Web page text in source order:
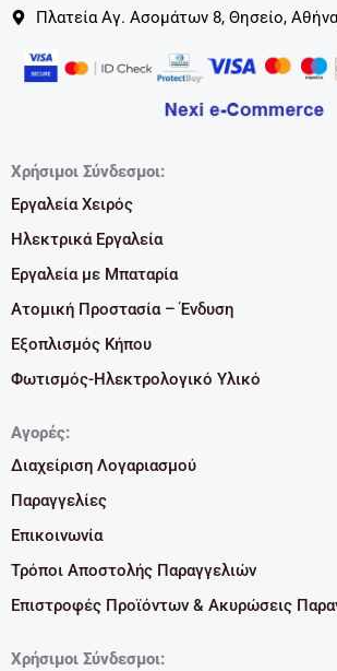
Πλατεία Αγ. Ασομάτων 8, Θησείο,
Χρήσιμοι Σύνδεσμοι:
Εργαλεία Χειρός
Ηλεκτρικά Εργαλεία
Εργαλεία με Μπαταρία
Ατομική Προστασία – Ένδυση
Εξοπλισμός Κήπου
Φωτισμός-Ηλεκτρολογικό Υλικό
Αγορές:
Διαχείριση Λογαριασμού
Παραγγελίες
Επικοινωνία
Τρόποι Αποστολής Παραγγελιών
Επιστροφές Προϊόντων & Ακυρώσεις
Χρήσιμοι Σύνδεσμοι: